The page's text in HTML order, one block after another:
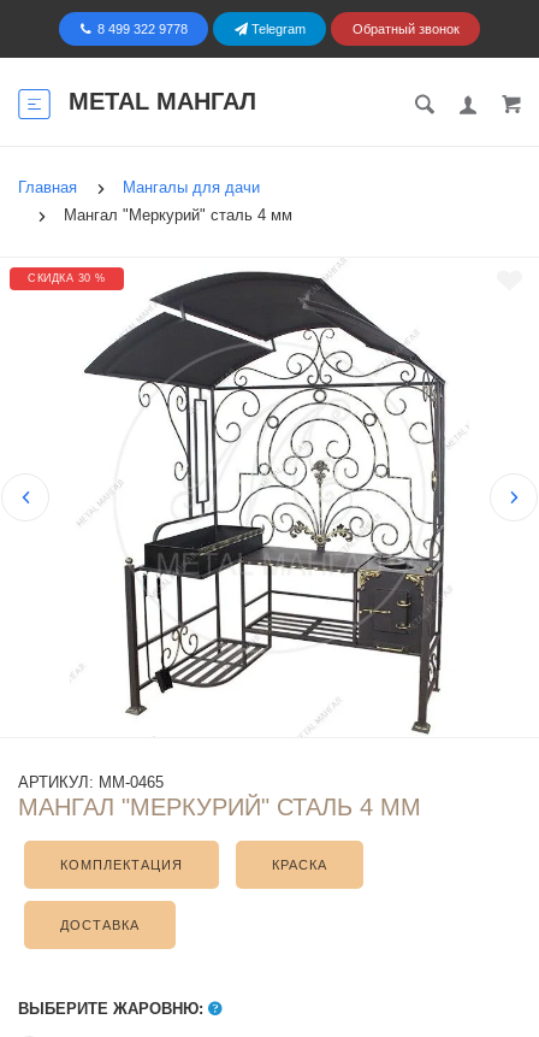
8 499 322 9778 Telegram Обратный звонок
METAL МАНГАЛ
Главная
Мангалы для дачи
Мангал "Меркурий" сталь 4 мм
СКИДКА 30 %
АРТИКУЛ: ММ-0465
МАНГАЛ "МЕРКУРИЙ" СТАЛЬ 4 ММ
КОМПЛЕКТАЦИЯ КРАСКА
ДОСТАВКА
ВЫБЕРИТЕ ЖАРОВНЮ: